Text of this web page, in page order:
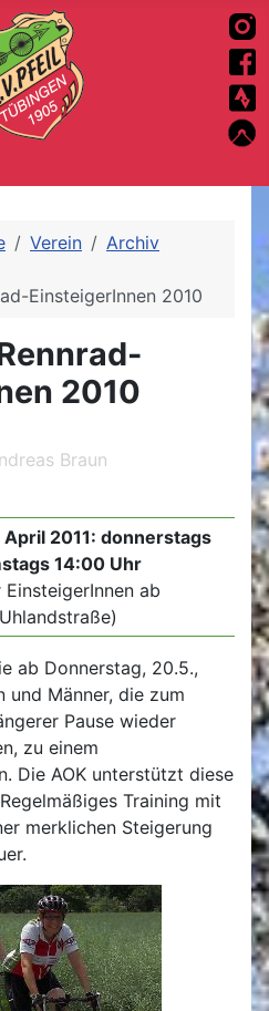
Verein
Archiv
EinsteigerInnen 2010
2010
Braun
2011: donnerstags
14:00 Uhr
ab
ab Donnerstag, 20.5.,
und Männer, die zum
Pause wieder
zu einem
Die AOK unterstützt diese
Training mit
merklichen Steigerung